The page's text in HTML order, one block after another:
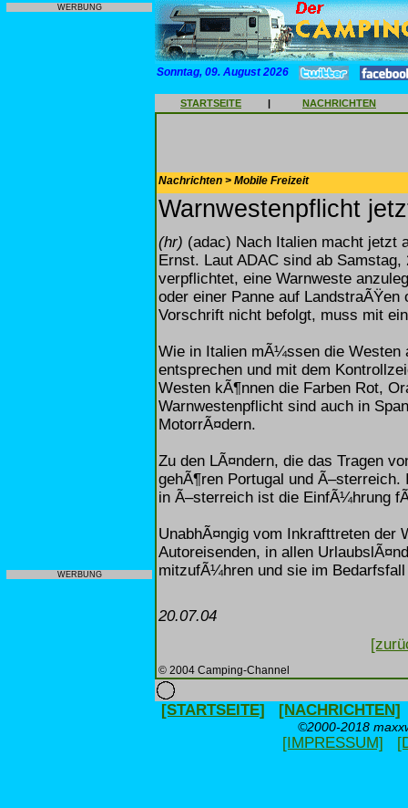
WERBUNG
WERBUNG
Sonntag, 09. August 2026
STARTSEITE | NACHRICHTEN
Nachrichten > Mobile Freizeit
Warnwestenpflicht
(hr) (adac) Nach Italien macht jetzt
Ernst. Laut ADAC sind ab
verpflichtet, eine Warnweste
oder einer Panne auf
Vorschrift nicht befolgt, muss mit
Wie in Italien mÃ¼ssen die Westen
entsprechen und mit dem
Westen kÃ¶nnen die Farben Rot,
Warnwestenpflicht sind auch in
MotorrÃ¤dern.
Zu den LÃ¤ndern, die das Tragen
gehÃ¶ren Portugal und
in Ã–sterreich ist die EinfÃ¼hrung
UnabhÃ¤ngig vom Inkrafttreten der
Autoreisenden, in allen
mitzufÃ¼hren und sie im
20.07.04
© 2004 Camping-Channel
[STARTSEITE] [NACHRICHTEN]
©2000-2018
[IMPRESSUM]